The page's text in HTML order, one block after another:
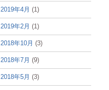
2019年4月 (1)
2019年2月 (1)
2018年10月 (3)
2018年7月 (9)
2018年5月 (3)